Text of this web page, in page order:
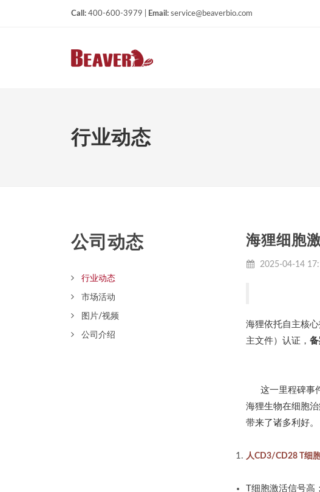
Call: 400-600-3979 | Email: service@beaverbio.com
行业动态
海狸细胞
2025-04-14
海狸依托自主核
主文件）认证，
这一里程碑事
海狸生物在细胞
带来了诸多利好。
人CD3/CD28 T细
T细胞激活信号高；
公司动态
行业动态
市场活动
图片/视频
公司介绍